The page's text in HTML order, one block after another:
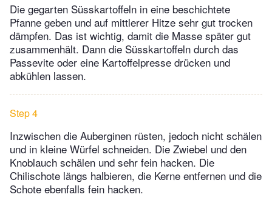
Die gegarten Süsskartoffeln in eine beschichtete
Pfanne geben und auf mittlerer Hitze sehr gut trocken
dämpfen. Das ist wichtig, damit die Masse später gut
zusammenhält. Dann die Süsskartoffeln durch das
Passevite oder eine Kartoffelpresse drücken und
abkühlen lassen.
Step 4
Inzwischen die Auberginen rüsten, jedoch nicht schälen
und in kleine Würfel schneiden. Die Zwiebel und den
Knoblauch schälen und sehr fein hacken. Die
Chilischote längs halbieren, die Kerne entfernen und die
Schote ebenfalls fein hacken.